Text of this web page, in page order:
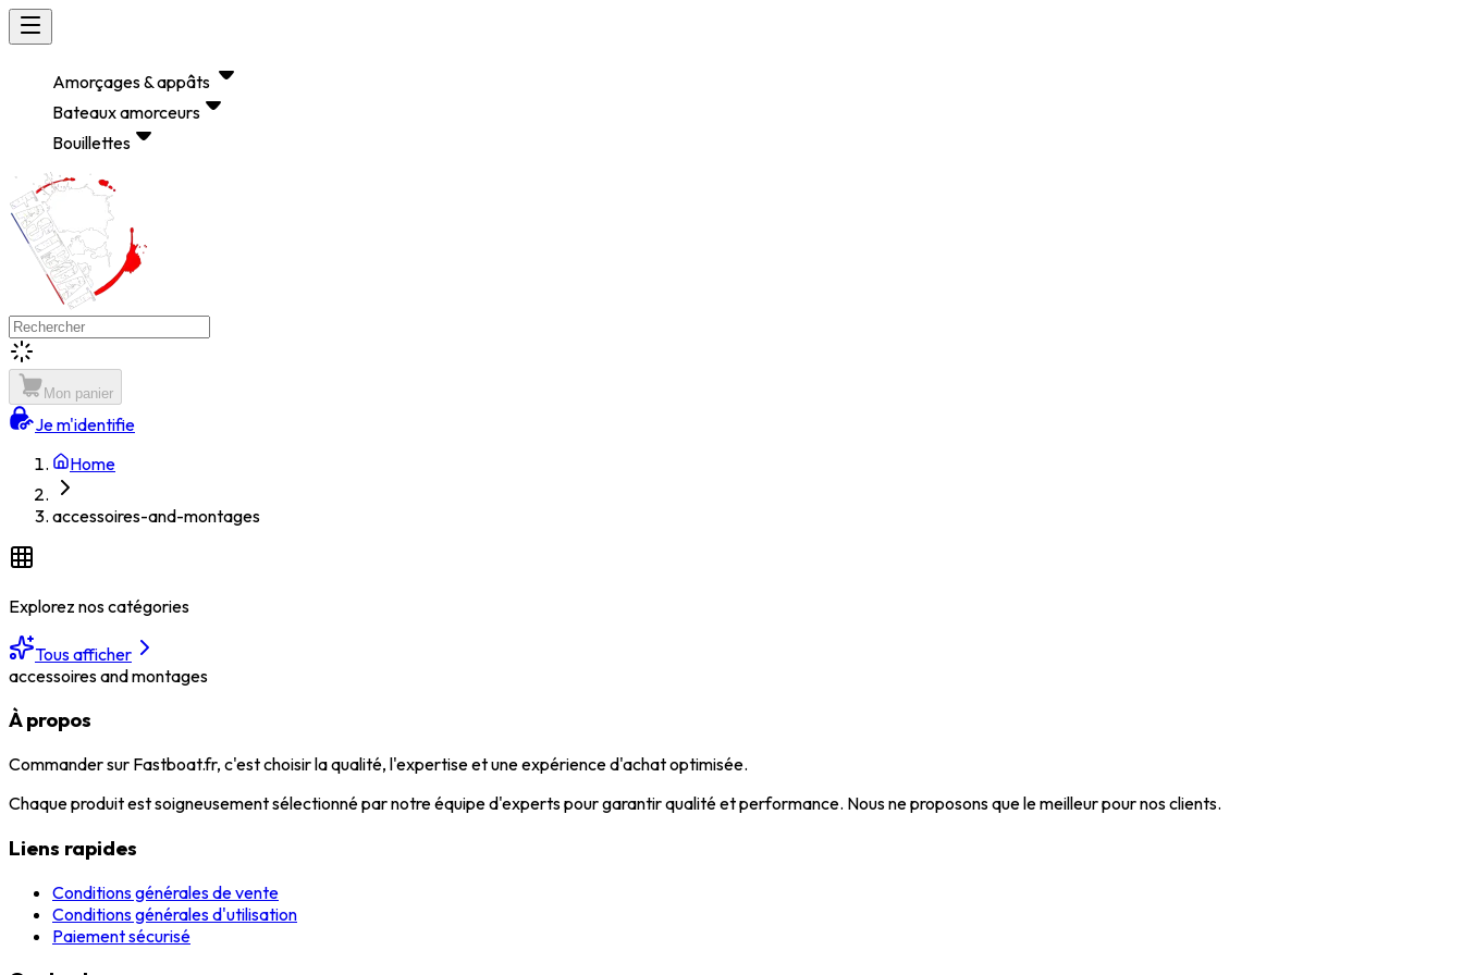
Amorçages & appâts
Bateaux amorceurs
Bouillettes
Mon panier
Je m'identifie
Home
accessoires-and-montages
Explorez nos catégories
Tous afficher
accessoires and montages
À propos
Commander sur Fastboat.fr, c'est choisir la qualité, l'expertise et une expérience d'achat optimisée.
Chaque produit est soigneusement sélectionné par notre équipe d'experts pour garantir qualité et performance. Nous ne proposons que le meilleur pour nos clients.
Liens rapides
Conditions générales de vente
Conditions générales d'utilisation
Paiement sécurisé